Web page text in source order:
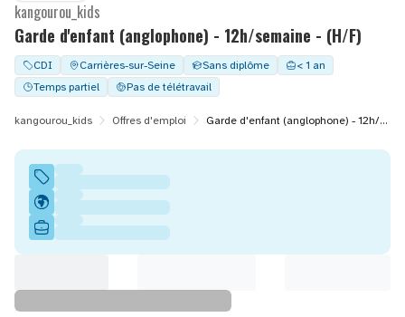
Garde d'enfant (anglophone) - 12h/semaine - (H/F)
kangourou_kids
CDI Carrières-sur-Seine Sans diplôme
< 1 an
Temps partiel
Pas de télétravail
kangourou_kids Offres d'emploi Garde d'enfant (anglophone) - 12h/semaine - (H/F)